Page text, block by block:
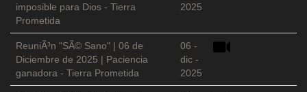
imposible para Dios - Tierra
Prometida
2025
ReuniÃ³n "SÃ© Sano" | 06 de
Diciembre de 2025 | Paciencia
ganadora - Tierra Prometida
06 -
dic -
2025